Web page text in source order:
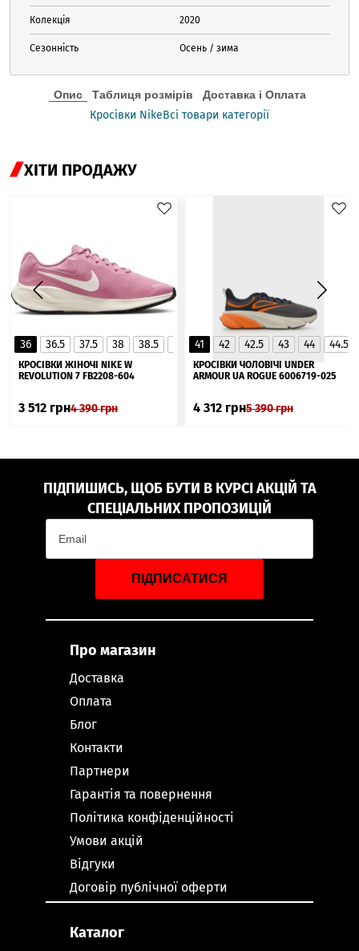
Колекція 2020
Сезонність Осень / зима
Опис Таблиця розмірів Доставка і Оплата
Кросівки NikeВсі товари категорії
ХІТИ ПРОДАЖУ
36 36.5 37.5 38 38.5 40 40.5
41
▲
КРОСІВКИ ЖІНОЧІ NIKE W
REVOLUTION 7 FB2208-604
3 512 грн4 390грн
41 42 42.5 43 44 44.5
КРОСІВКИ ЧОЛОВІЧІ UNDER
ARMOUR UA ROGUE 6006719-025
4 312 грн5 390грн
ПІДПИШИСЬ, ЩОБ БУТИ В КУРСІ АКЦІЙ ТА
СПЕЦІАЛЬНИХ ПРОПОЗИЦІЙ
ПІДПИСАТИСЯ
Про магазин
Доставка
Оплата
Блог
Контакти
Партнери
Гарантія та повернення
Політика конфіденційності
Умови акцій
Відгуки
Договір публічної оферти
Каталог